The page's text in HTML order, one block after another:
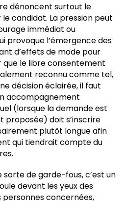
dénoncent surtout le
candidat. La pression peut
immédiat ou
provoque l’émergence des
d’effets de mode pour
que le libre consentement
reconnu comme tel,
décision éclairée, il faut
accompagnement
(lorsque la demande est
proposée) doit s’inscrire
plutôt longue afin
qui tiendrait compte du
de garde-fous, c’est un
devant les yeux des
concernées,